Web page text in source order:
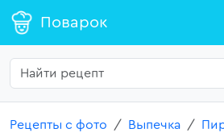
Поварок
Рецепты с фото Выпечка